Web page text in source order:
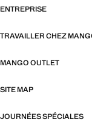
ENTREPRISE
TRAVAILLER CHEZ
MANGO OUTLET
SITE MAP
JOURNÉES SPÉCIALES